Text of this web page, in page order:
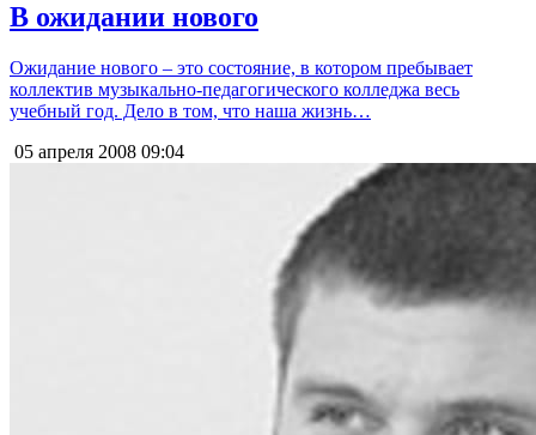
В ожидании нового
Ожидание нового – это состояние, в котором пребывает
коллектив музыкально-педагогического колледжа весь
учебный год. Дело в том, что наша жизнь…
05 апреля 2008 09:04